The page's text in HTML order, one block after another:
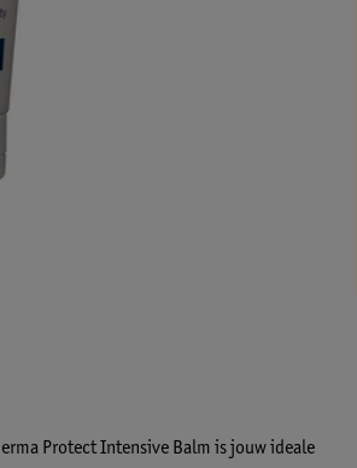
Protect Intensive Balm is jouw ideale